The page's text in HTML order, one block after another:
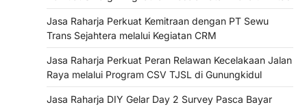
Jasa Raharja Perkuat Kemitraan dengan PT Sewu
Trans Sejahtera melalui Kegiatan CRM
Jasa Raharja Perkuat Peran Relawan Kecelakaan Jalan
Raya melalui Program CSV TJSL di Gunungkidul
Jasa Raharja DIY Gelar Day 2 Survey Pasca Bayar